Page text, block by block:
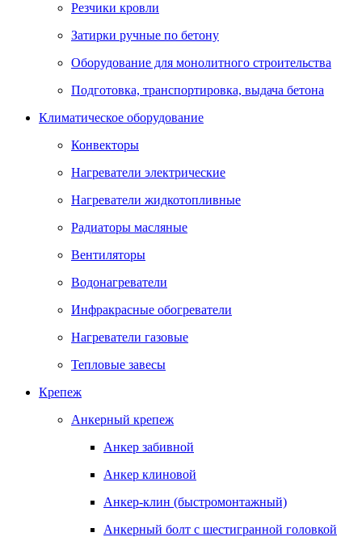
Резчики кровли
Затирки ручные по бетону
Оборудование для монолитного строительства
Подготовка, транспортировка, выдача бетона
Климатическое оборудование
Конвекторы
Нагреватели электрические
Нагреватели жидкотопливные
Радиаторы масляные
Вентиляторы
Водонагреватели
Инфракрасные обогреватели
Нагреватели газовые
Тепловые завесы
Крепеж
Анкерный крепеж
Анкер забивной
Анкер клиновой
Анкер-клин (быстромонтажный)
Анкерный болт с шестигранной головкой